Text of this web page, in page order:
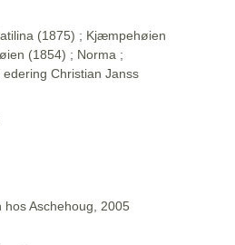
(1875) ; Kjæmpehøien
(1854) ; Norma ;
Christian Janss
hos Aschehoug, 2005